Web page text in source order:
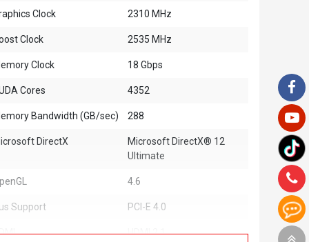
Clock 2310 MHz
Clock 2535 MHz
Clock 18 Gbps
Cores 4352
Bandwidth (GB/sec) 288
DirectX
Microsoft DirectX® 12
Ultimate
4.6
Support PCI-E 4.0
HDMI 2.1